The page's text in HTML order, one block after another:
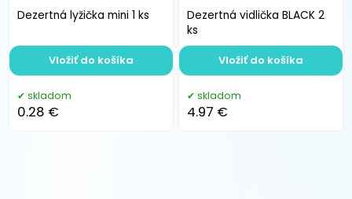
Dezertná lyžička mini 1 ks
skladom
0.28 €
Vložiť do košíka
Dezertná vidlička BLACK 2
ks
skladom
4.97 €
Vložiť do košíka